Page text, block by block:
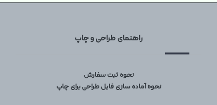
راهنمای طراحی و چاپ
نحوه ثبت سفارش
نحوه آماده سازی فایل طراحی برای چاپ